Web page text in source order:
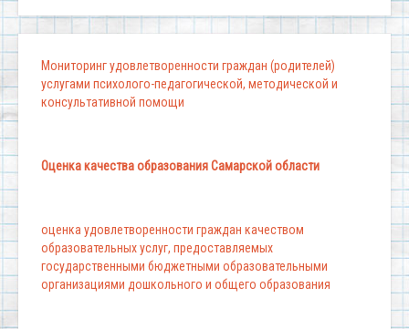
Мониторинг удовлетворенности граждан (родителей)
услугами психолого-педагогической, методической и
консультативной помощи
Оценка качества образования Самарской области
оценка удовлетворенности граждан качеством
образовательных услуг, предоставляемых
государственными бюджетными образовательными
организациями дошкольного и общего образования